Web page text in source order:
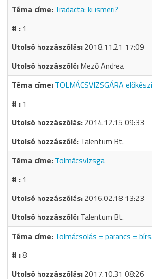
Tradacta: ki ismeri?
1
2018.11.21 17:09
Mező Andrea
TOLMÁCSVIZSGÁRA
1
2014.12.15 09:33
Talentum Bt.
Tolmácsvizsga
1
2016.02.18 13:23
Talentum Bt.
Tolmácsolás = parancs =
8
2017.10.31 08:26